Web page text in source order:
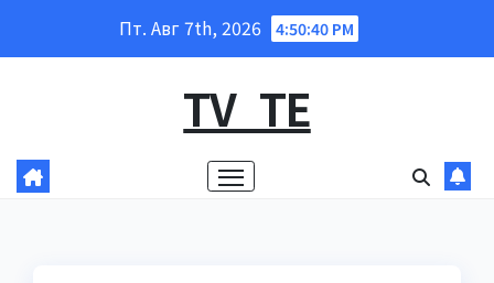
Пт. Авг 7th, 2026 4:50:41 PM
TV_TE